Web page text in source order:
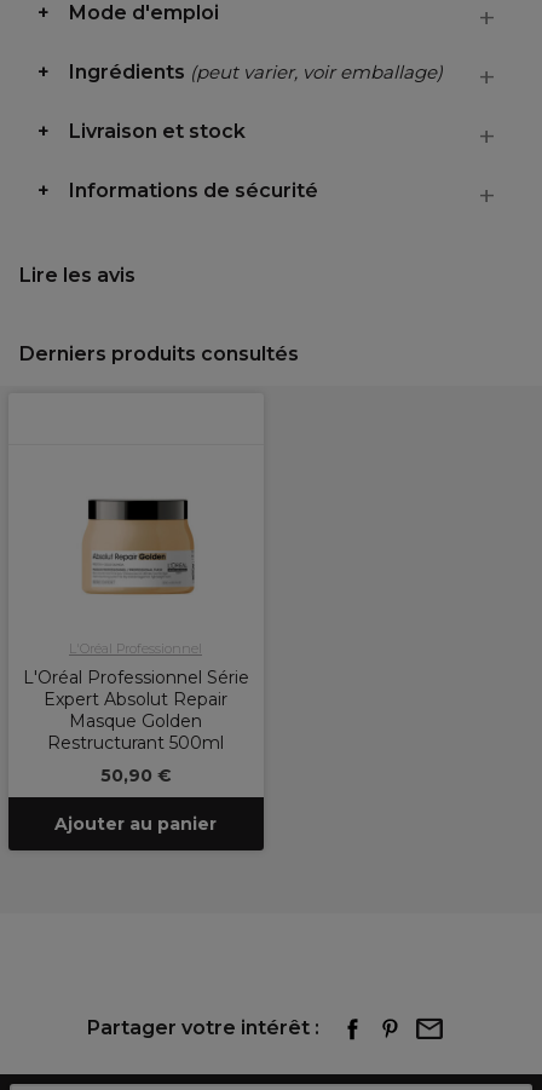
Mode d'emploi
Ingrédients (peut varier, voir emballage)
Livraison et stock
Informations de sécurité
Lire les avis
Derniers produits consultés
L'Oréal Professionnel
L'Oréal Professionnel Série
Expert Absolut Repair
Masque Golden
Restructurant 500ml
50,90 €
Ajouter au panier
Partager votre intérêt :